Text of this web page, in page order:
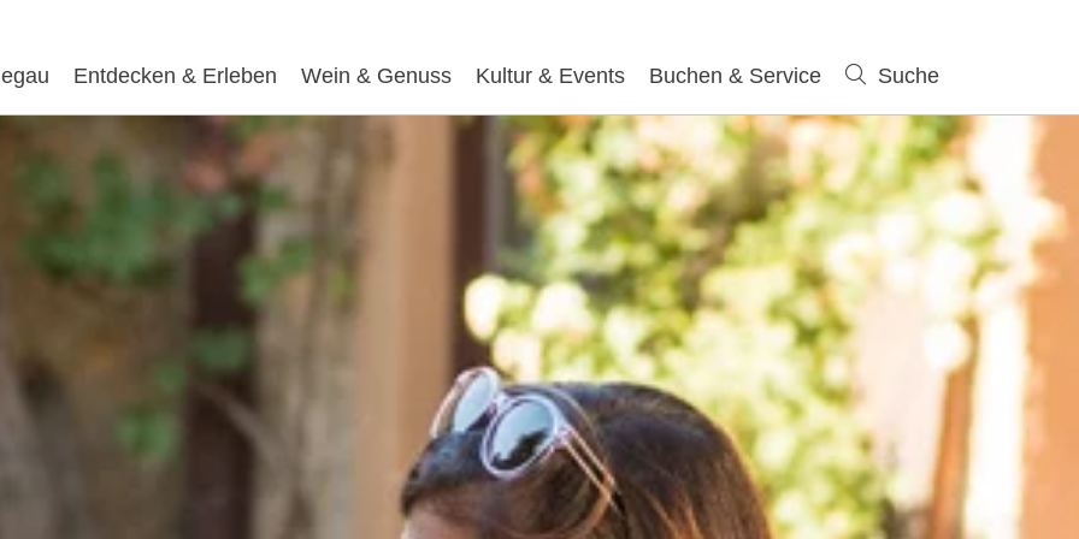
Suche
Entdecken & Erleben Wein & Genuss Kultur & Events Buchen & Service Suche